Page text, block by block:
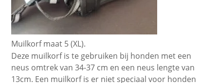
Muilkorf maat 5 (XL).
Deze muilkorf is te gebruiken bij honden met een
neus omtrek van 34-37 cm en een neus lengte van
13cm. Een muilkorf is er niet speciaal voor honden